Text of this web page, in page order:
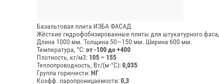
Базальтовая плита ИЗБА ФАСАД
Жёсткие гидрофобизированные плиты для штукатурного
Длина 1000 мм. Толщина 50—150 мм. Ширина 600 мм.
Температура, °C:от -100 до +400
Плотность, кг/м3: 105 – 155
Теплопроводность, Вт/(м⋅°С):0,035
Группа горючести:НГ
Коэфф. паропроницаемости:0,3